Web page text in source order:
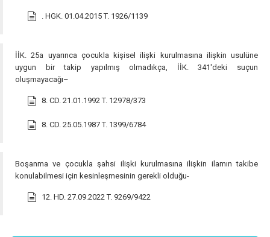
. HGK. 01.04.2015 T. 1926/1139
İİK. 25a uyarınca çocukla kişisel ilişki kurulmasına ilişkin usulüne
uygun bir takip yapılmış olmadıkça, İİK. 341'deki suçun
oluşmayacağı–
8. CD. 21.01.1992 T. 12978/373
8. CD. 25.05.1987 T. 1399/6784
Boşanma ve çocukla şahsi ilişki kurulmasına ilişkin ilamın takibe
konulabilmesi için kesinleşmesinin gerekli olduğu-
12. HD. 27.09.2022 T. 9269/9422